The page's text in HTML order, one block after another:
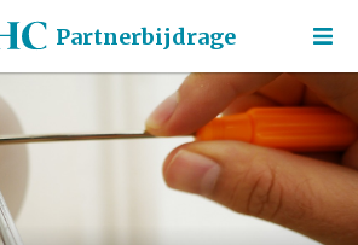
Partnerbijdrage